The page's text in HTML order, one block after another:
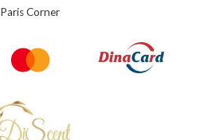
Paris Corner